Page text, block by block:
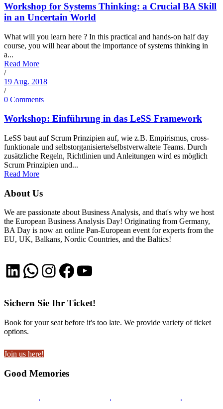
Workshop for Systems Thinking: a Crucial BA Skill
in an Uncertain World
What will you learn here ? In this practical and hands-on half day
course, you will hear about the importance of systems thinking in
a...
Read More
/
19 Aug. 2018
/
0 Comments
Workshop: Einführung in das LeSS Framework
LeSS baut auf Scrum Prinzipien auf, wie z.B. Empirismus, cross-
funktionale und selbstorganisierte/selbstverwaltete Teams. Durch
zusätzliche Regeln, Richtlinien und Anleitungen wird es möglich
Scrum Prinzipien und...
Read More
About Us
We are passionate about Business Analysis, and that's why we host
the European Business Analysis Day! Originating from Germany,
BA Day is now an online Pan-European event for experts from the
EU, UK, Balkans, Nordic Countries, and the Baltics!
LinkedIn
WhatsApp
Instagram
Facebook
YouTube
Sichern Sie Ihr Ticket!
Book for your seat before it's too late. We provide variety of ticket
options.
Join us here!
Good Memories